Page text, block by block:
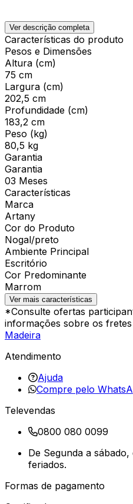
Ver descrição completa
Características do produto
Pesos e Dimensões
Altura (cm)
75 cm
Largura (cm)
202,5 cm
Profundidade (cm)
183,2 cm
Peso (kg)
80,5 kg
Garantia
Garantia
03 Meses
Características
Marca
Artany
Cor do Produto
Nogal/preto
Ambiente Principal
Escritório
Cor Predominante
Marrom
Ver mais características
*Consulte ofertas
informações sobre os
Madeira
Atendimento
Ajuda
Compre pelo
Televendas
0800 080 0099
De Segunda a
feriados.
Formas de pagamento